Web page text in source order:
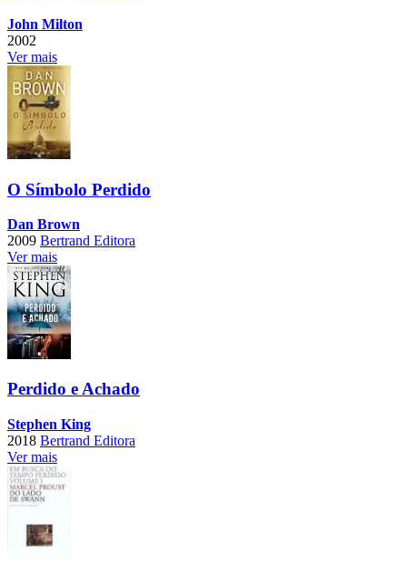
John Milton
2002
Ver mais
O Símbolo Perdido
Dan Brown
2009 Bertrand Editora
Ver mais
Perdido e Achado
Stephen King
2018 Bertrand Editora
Ver mais